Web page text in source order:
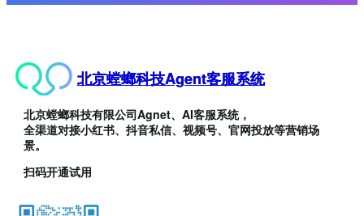
北京螳螂科技Agent客服系统
北京螳螂科技有限公司Agnet、AI客服系统，
全渠道对接小红书、抖音私信、视频号、官网投放等营销场
景。
扫码开通试用